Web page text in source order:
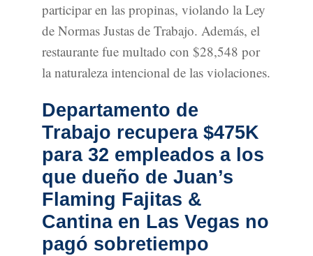
participar en las propinas, violando la Ley
de Normas Justas de Trabajo. Además, el
restaurante fue multado con $28,548 por
la naturaleza intencional de las violaciones.
Departamento de
Trabajo recupera $475K
para 32 empleados a los
que dueño de Juan’s
Flaming Fajitas &
Cantina en Las Vegas no
pagó sobretiempo